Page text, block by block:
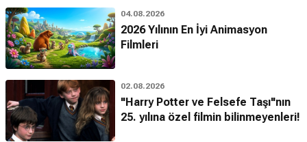
04.08.2026
2026 Yılının En İyi Animasyon
Filmleri
02.08.2026
"Harry Potter ve Felsefe Taşı"nın
25. yılına özel filmin bilinmeyenleri!